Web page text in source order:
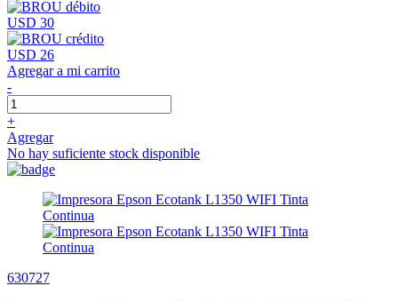
USD 30
USD 26
Agregar a mi carrito
-
+
Agregar
No hay suficiente stock disponible
630727